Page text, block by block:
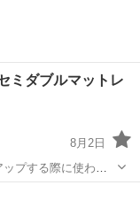
ミダブルマットレ
8月2日
プする際に使わな
気にならない方のみ
コイルも問題なく